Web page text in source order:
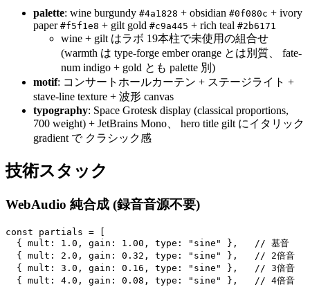
palette: wine burgundy #4a1828 + obsidian #0f080c + ivory
paper #f5f1e8 + gilt gold #c9a445 + rich teal #2b6171
wine + gilt はラボ 19本柱で未使用の組合せ
(warmth は type-forge ember orange とは別質、 fate-
num indigo + gold とも palette 別)
motif: コンサートホールカーテン + ステージライト +
stave-line texture + 波形 canvas
typography: Space Grotesk display (classical proportions,
700 weight) + JetBrains Mono、 hero title gilt にイタリック
gradient で クラシック感
技術スタック
WebAudio 純合成 (録音音源不要)
const partials = [
  { mult: 1.0, gain: 1.00, type: "sine" },   // 基音
  { mult: 2.0, gain: 0.32, type: "sine" },   // 2倍音
  { mult: 3.0, gain: 0.16, type: "sine" },   // 3倍音
  { mult: 4.0, gain: 0.08, type: "sine" },   // 4倍音